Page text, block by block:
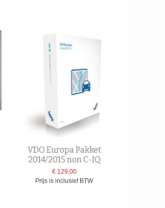
VDO Europa Pakket
2014/2015 non C-IQ
€ 129,00
Prijs is inclusief BTW